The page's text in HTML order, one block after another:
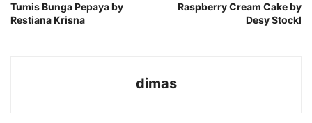
Tumis Bunga Pepaya by
Restiana Krisna
Raspberry Cream Cake by
Desy Stockl
dimas